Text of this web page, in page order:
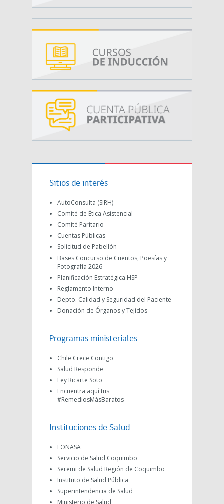
Sitios de interés
AutoConsulta (SIRH)
Comité de Ética Asistencial
Comité Paritario
Cuentas Públicas
Solicitud de Pabellón
Bases Concurso de Cuentos, Poesías y
Fotografía 2026
Planificación Estratégica HSP
Reglamento Interno
Depto. Calidad y Seguridad del Paciente
Donación de Órganos y Tejidos
Programas ministeriales
Chile Crece Contigo
Salud Responde
Ley Ricarte Soto
Encuentra aquí tus
#RemediosMásBaratos
Instituciones de Salud
FONASA
Servicio de Salud Coquimbo
Seremi de Salud Región de Coquimbo
Instituto de Salud Pública
Superintendencia de Salud